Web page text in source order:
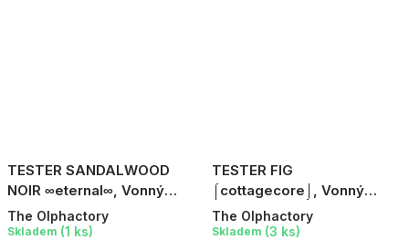
TESTER SANDALWOOD
NOIR ∞eternal∞, Vonný
difuzér, 100 ml
The Olphactory
Skladem (1 ks)
TESTER FIG
⌠cottagecore⌡, Vonný
difuzér, 100 ml
The Olphactory
Skladem (3 ks)